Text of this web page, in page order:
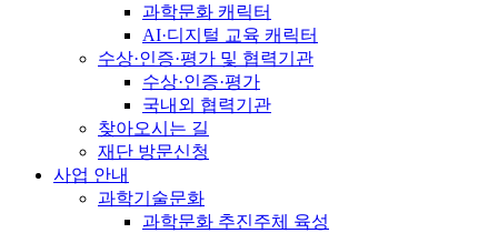
과학문화 캐릭터
AI·디지털 교육 캐릭터
수상·인증·평가 및 협력기관
수상·인증·평가
국내외 협력기관
찾아오시는 길
재단 방문신청
사업 안내
과학기술문화
과학문화 추진주체 육성